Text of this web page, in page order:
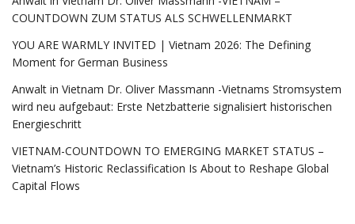
COUNTDOWN ZUM STATUS ALS SCHWELLENMARKT
YOU ARE WARMLY INVITED | Vietnam 2026: The Defining
Moment for German Business
Anwalt in Vietnam Dr. Oliver Massmann -Vietnams Stromsystem
wird neu aufgebaut: Erste Netzbatterie signalisiert historischen
Energieschritt
VIETNAM-COUNTDOWN TO EMERGING MARKET STATUS –
Vietnam’s Historic Reclassification Is About to Reshape Global
Capital Flows